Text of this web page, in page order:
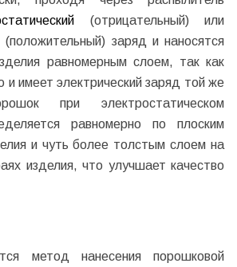
(отрицательный) или
(положительный) заряд и наносятся
равномерным слоем, так как
и имеет электрический заряд той же
при электростатическом
равномерно по плоским
и чуть более толстым слоем на
изделия, что улучшает качество
метод нанесения порошковой